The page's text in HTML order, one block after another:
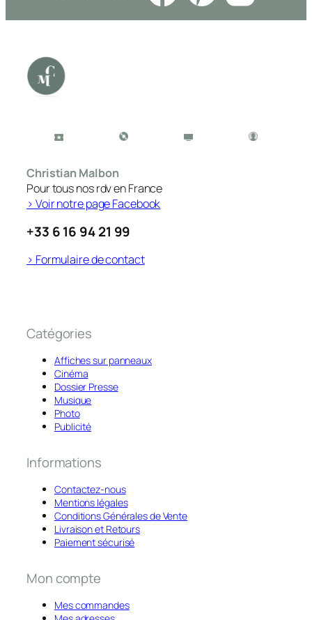
Christian Malbon
Pour tous nos rdv en France
> Voir notre page Facebook
+33 6 16 94 21 99
> Formulaire de contact
Catégories
Affiches sur panneaux
Cinéma
Dossier Presse
Musique
Photo
Publicité
Informations
Contactez-nous
Mentions légales
Conditions Générales de Vente
Livraison et Retours
Paiement sécurisé
Mon compte
Mes commandes